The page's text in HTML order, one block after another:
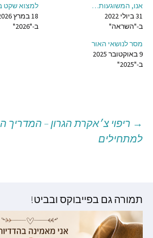
אנו, המשוגעות…
31 ביולי 2022
ב-"השראה"
למצוא שקט
18 במרץ 2026
ב-"2026"
מסר לנושאי האור
9 באוקטובר 2025
ב-"2025"
ניווט
→ ריפוי צ׳אקרת הגרון – המדריך
למתחילים
תמורה גם בפייבוקס ובביט!